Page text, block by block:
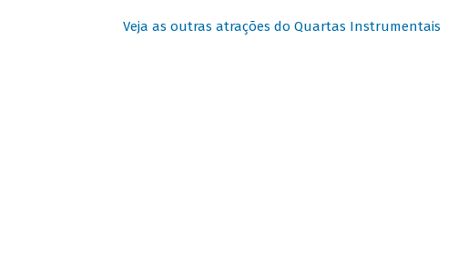
Veja as outras atrações do Quartas Instrumentais